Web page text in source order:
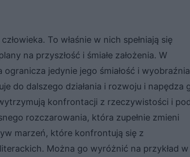
To właśnie w nich spełniają się
na przyszłość i śmiałe założenia. W
jedynie jego śmiałość i
do dalszego działania i rozwoju i napędza
konfrontacji z rzeczywistości i
rozczarowania, która zupełnie zmieni
marzeń, które konfrontują się z
Można go wyróżnić na przykład w